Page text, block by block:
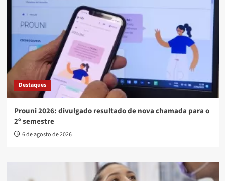
Destaques
Prouni 2026: divulgado resultado de nova chamada para o
2º semestre
6 de agosto de 2026